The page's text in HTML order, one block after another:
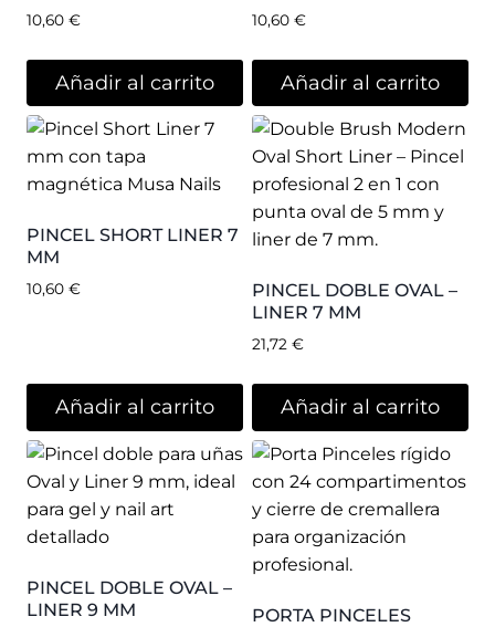
10,60 €
Añadir al carrito
10,60 €
Añadir al carrito
PINCEL SHORT LINER 7
MM
10,60 €
Añadir al carrito
PINCEL DOBLE OVAL –
LINER 7 MM
21,72 €
Añadir al carrito
PINCEL DOBLE OVAL –
LINER 9 MM
PORTA PINCELES